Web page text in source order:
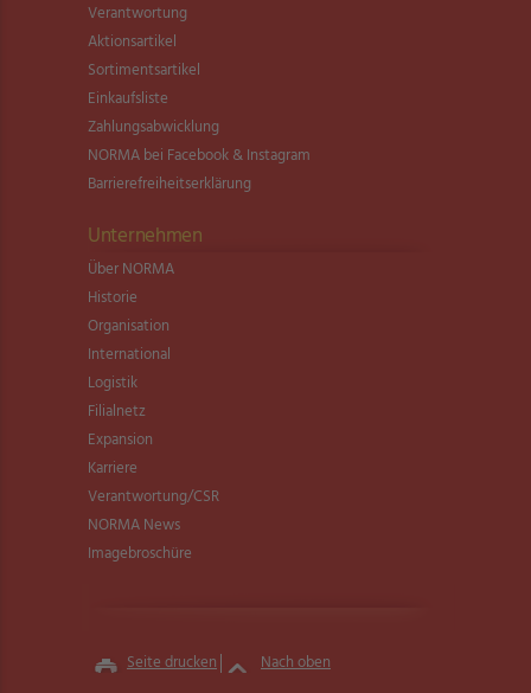
Verantwortung
Aktionsartikel
Sortimentsartikel
Einkaufsliste
Zahlungsabwicklung
NORMA bei Facebook & Instagram
Barrierefreiheitserklärung
Unternehmen
Über NORMA
Historie
Organisation
International
Logistik
Filialnetz
Expansion
Karriere
Verantwortung/CSR
NORMA News
Imagebroschüre
Seite drucken
Nach oben